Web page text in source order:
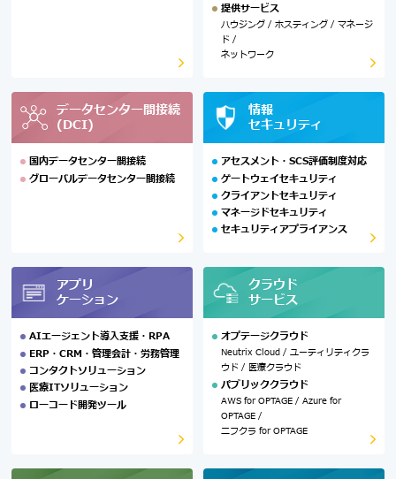
提供サービス
ハウジング / ホスティング / マネージ
ド /
ネットワーク
データセンター間接続
(DCI)
国内データセンター間接続
グローバルデータセンター間接続
情報
セキュリティ
アセスメント・SCS評価制度対応
ゲートウェイセキュリティ
クライアントセキュリティ
マネージドセキュリティ
セキュリティアプライアンス
アプリ
ケーション
AIエージェント導入支援・RPA
ERP・CRM・管理会計・労務管理
コンタクトソリューション
医療ITソリューション
ローコード開発ツール
クラウド
サービス
オプテージクラウド
Neutrix Cloud / ユーティリティクラ
ウド / 医療クラウド
パブリッククラウド
AWS for OPTAGE / Azure for
OPTAGE /
ニフクラ for OPTAGE